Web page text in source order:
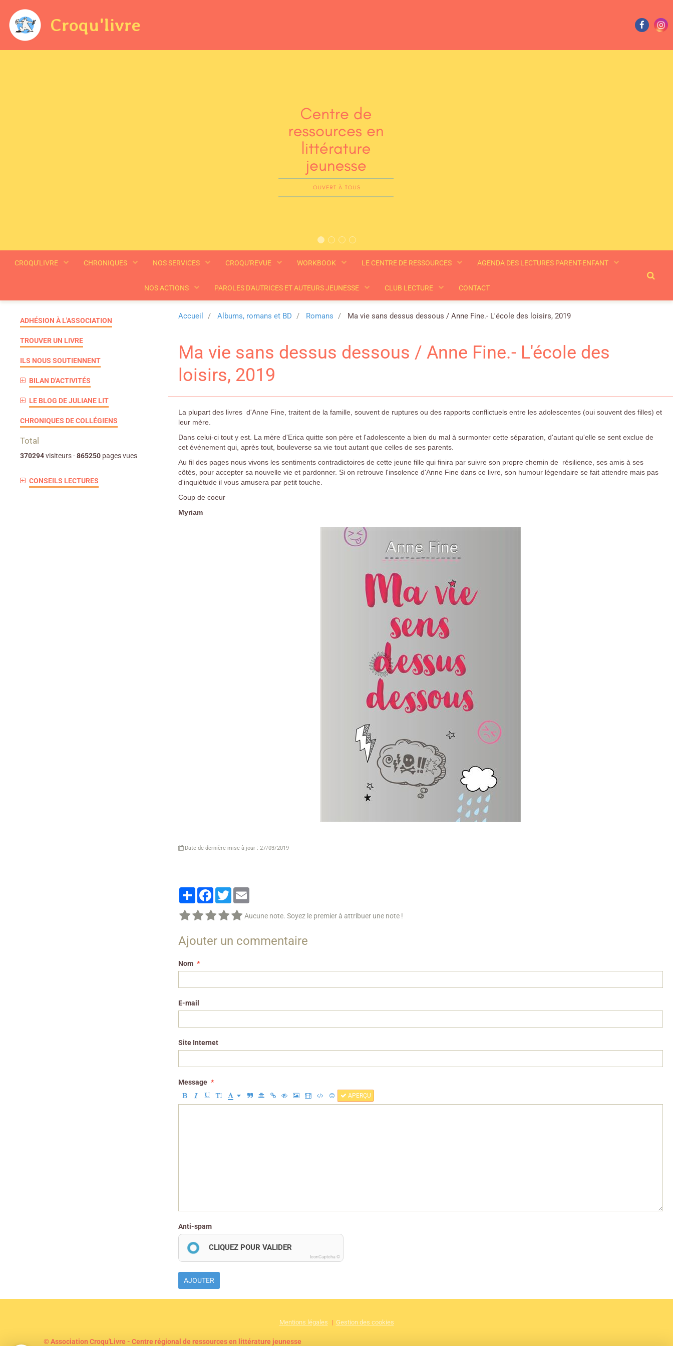
Croqu'livre
CROQU'LIVRE CHRONIQUES NOS SERVICES CROQU'REVUE WORKBOOK LE CENTRE DE RESSOURCES AGENDA DES LECTURES PARENT-ENFANT
NOS ACTIONS PAROLES D'AUTRICES ET AUTEURS JEUNESSE CLUB LECTURE CONTACT
Accueil Albums, romans et BD Romans Ma vie sans dessus dessous / Anne Fine.- L'école des loisirs, 2019
Ma vie sans dessus dessous / Anne Fine.- L'école des
loisirs, 2019
La plupart des livres d'Anne Fine, traitent de la famille, souvent de ruptures ou des rapports conflictuels entre les adolescentes (oui souvent des filles) et
leur mère.
Dans celui-ci tout y est. La mère d'Erica quitte son père et l'adolescente a bien du mal à surmonter cette séparation, d'autant qu'elle se sent exclue de
cet événement qui, après tout, bouleverse sa vie tout autant que celles de ses parents.
Au fil des pages nous vivons les sentiments contradictoires de cette jeune fille qui finira par suivre son propre chemin de résilience, ses amis à ses
côtés, pour accepter sa nouvelle vie et pardonner. Si on retrouve l'insolence d'Anne Fine dans ce livre, son humour légendaire se fait attendre mais pas
d'inquiétude il vous amusera par petit touche.
Coup de coeur
Myriam
Date de dernière mise à jour : 27/03/2019
PartagerFacebook
Twitter
Aucune note. Soyez le premier à attribuer une note !
Ajouter un commentaire
Nom
E-mail
Site Internet
Message
APERÇU
Anti-spam
CLIQUEZ POUR VALIDER
IconCaptcha ©
AJOUTER
ADHÉSION À L'ASSOCIATION
TROUVER UN LIVRE
ILS NOUS SOUTIENNENT
BILAN D'ACTIVITÉS
LE BLOG DE JULIANE LIT
CHRONIQUES DE COLLÉGIENS
Total
370294visiteurs -865250 pages vues
CONSEILS LECTURES
Mentions légales Gestion des cookies
© Association Croqu'Livre - Centre régional de ressources en littérature jeunesse